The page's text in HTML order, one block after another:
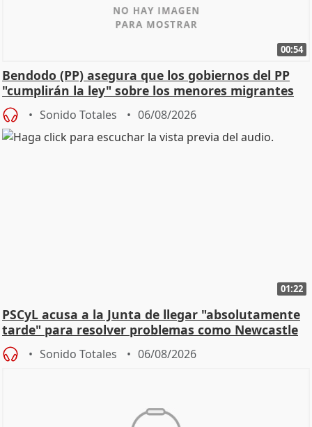
00:54
Bendodo (PP) asegura que los gobiernos del PP
"cumplirán la ley" sobre los menores migrantes
Sonido Totales 06/08/2026
01:22
PSCyL acusa a la Junta de llegar "absolutamente
tarde" para resolver problemas como Newcastle
Sonido Totales 06/08/2026